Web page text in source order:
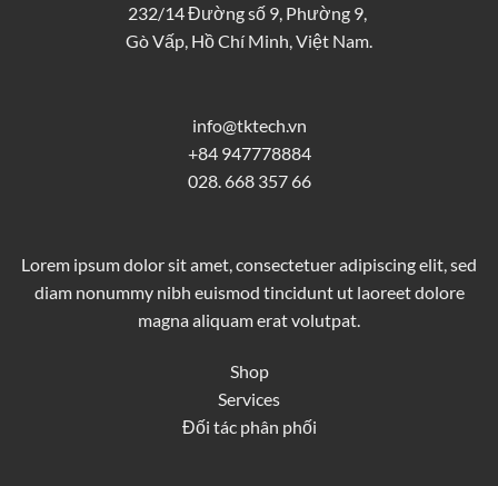
232/14 Đường số 9, Phường 9,
Gò Vấp, Hồ Chí Minh, Việt Nam.
info@tktech.vn
+84 947778884
028. 668 357 66
Lorem ipsum dolor sit amet, consectetuer adipiscing elit, sed
diam nonummy nibh euismod tincidunt ut laoreet dolore
magna aliquam erat volutpat.
Shop
Services
Đối tác phân phối